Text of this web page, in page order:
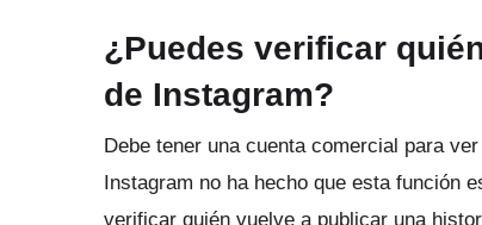
¿Puedes verificar
de Instagram?
Debe tener una cuenta comercial para
Instagram no ha hecho que esta función
verificar quién vuelve a publicar una